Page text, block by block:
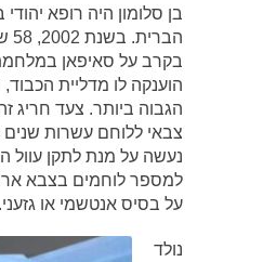
בן סלומון היה רופא
בקרב על סאיפאן
הוענקה לו מדליית
הגבוה ביותר. צעד חריג
צבאי ללוחם עשרות
נעשה על מנת לתקן עוול
למספר לוחמים בצבא
על בסיס אנטשמי או גזעני.
נולד